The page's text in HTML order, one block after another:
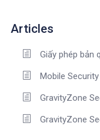
Articles
Giấy phép bản
Mobile
GravityZone
GravityZone